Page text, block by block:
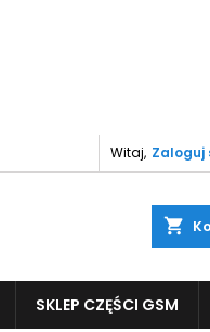
Witaj, Zaloguj
shopping_cart
SKLEP CZĘŚCI GSM